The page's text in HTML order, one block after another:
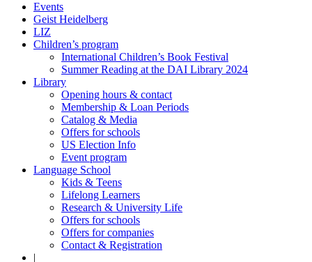
Events
Geist Heidelberg
LIZ
Children’s program
International Children’s Book Festival
Summer Reading at the DAI Library 2024
Library
Opening hours & contact
Membership & Loan Periods
Catalog & Media
Offers for schools
US Election Info
Event program
Language School
Kids & Teens
Lifelong Learners
Research & University Life
Offers for schools
Offers for companies
Contact & Registration
|